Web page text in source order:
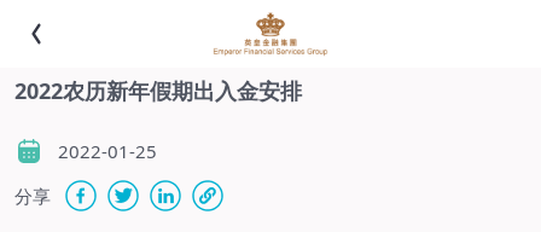
2022农历新年假期出入金安排
2022-01-25
分享